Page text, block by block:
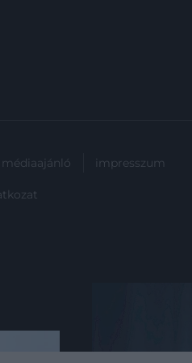
médiaajánló impresszum